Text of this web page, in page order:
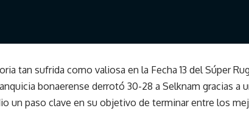
tan sufrida como valiosa en la Fecha 13 del Súper
bonaerense derrotó 30-28 a Selknam gracias a
un paso clave en su objetivo de terminar entre los